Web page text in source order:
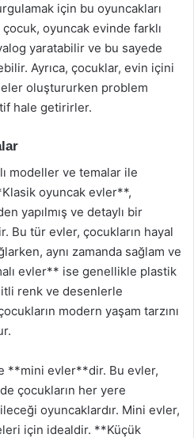
için bu oyuncakları
oyuncak evinde farklı
yaratabilir ve bu sayede
Ayrıca, çocuklar, evin içini
oluştururken problem
hale getirirler.
modeller ve temalar ile
oyuncak evler**,
yapılmış ve detaylı bir
Bu tür evler, çocukların hayal
aynı zamanda sağlam ve
evler** ise genellikle plastik
renk ve desenlerle
modern yaşam tarzını
**mini evler**dir. Bu evler,
çocukların her yere
oyuncaklardır. Mini evler,
için idealdir. **Küçük